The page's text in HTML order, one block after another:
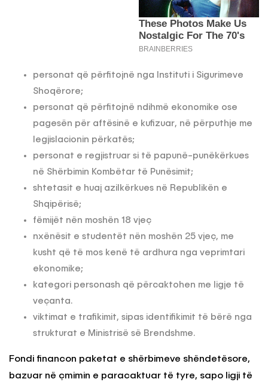
personat që përfitojnë nga Instituti i Sigurimeve
Shoqërore;
personat që përfitojnë ndihmë ekonomike ose
pagesën për aftësinë e kufizuar, në përputhje me
legjislacionin përkatës;
personat e regjistruar si të papunë-punëkërkues
në Shërbimin Kombëtar të Punësimit;
shtetasit e huaj azilkërkues në Republikën e
Shqipërisë;
fëmijët nën moshën 18 vjeç
nxënësit e studentët nën moshën 25 vjeç, me
kusht që të mos kenë të ardhura nga veprimtari
ekonomike;
kategori personash që përcaktohen me ligje të
veçanta.
viktimat e trafikimit, sipas identifikimit të bërë nga
strukturat e Ministrisë së Brendshme.
Fondi financon paketat e shërbimeve shëndetësore,
bazuar në çmimin e paracaktuar të tyre, sapo ligji të